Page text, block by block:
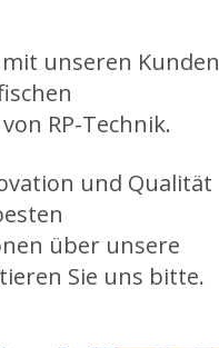
unseren Kunden
RP-Technik.
und Qualität
über unsere
Sie uns bitte.